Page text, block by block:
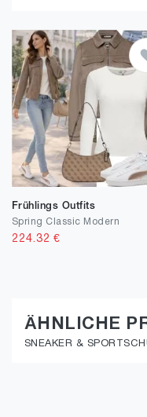
Frühlings Outfits
Spring Classic Modern
224.32 €
ÄHNLICHE
SNEAKER &